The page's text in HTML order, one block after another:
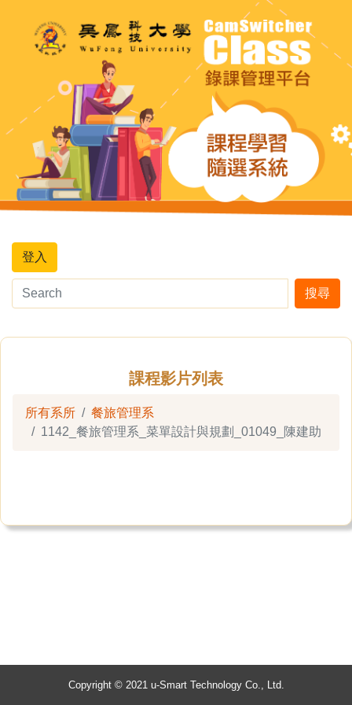
登入
搜尋
課程影片列表
所有系所
餐旅管理系
1142_餐旅管理系_菜單設計與規劃_01049_陳建助
Copyright © 2021 u-Smart Technology Co., Ltd.